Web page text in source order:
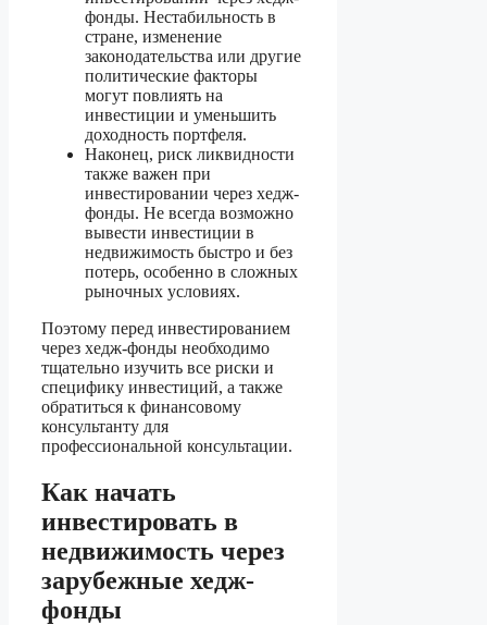
фонды. Нестабильность в
стране, изменение
законодательства или другие
политические факторы
могут повлиять на
инвестиции и уменьшить
доходность портфеля.
Наконец, риск ликвидности
также важен при
инвестировании через хедж-
фонды. Не всегда возможно
вывести инвестиции в
недвижимость быстро и без
потерь, особенно в сложных
рыночных условиях.
Поэтому перед инвестированием
через хедж-фонды необходимо
тщательно изучить все риски и
специфику инвестиций, а также
обратиться к финансовому
консультанту для
профессиональной консультации.
Как начать
инвестировать в
недвижимость через
зарубежные хедж-
фонды